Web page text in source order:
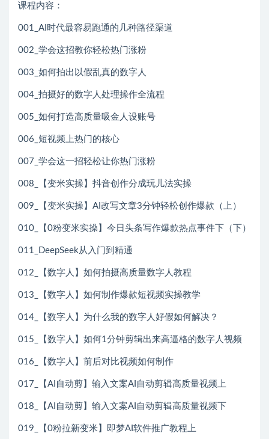
课程内容：
001_AI时代最容易跑通的几种路径渠道
002_学会这招教你轻松热门涨粉
003_如何拍出以假乱真的数字人
004_拍摄好的数字人处理操作全流程
005_如何打造高质量吸金人设账号
006_短视频上热门的核心
007_学会这一招轻松让你热门涨粉
008_【变米实操】抖音创作分成玩儿法实操
009_【变米实操】AI改写文章3分钟轻松创作爆款（上）
010_【0粉变米实操】今日头条写作爆款热点事件下（下）
011_DeepSeek从入门到精通
012_【数字人】如何拍摄高质量数字人教程
013_【数字人】如何制作爆款短视频实操教学
014_【数字人】为什么我的数字人好假如何解决？
015_【数字人】如何1分钟剪辑出来高逼格的数字人视频
016_【数字人】前后对比视频如何制作
017_【AI自动剪】输入文案AI自动剪辑高质量视频上
018_【AI自动剪】输入文案AI自动剪辑高质量视频下
019_【0粉拉新变米】即梦AI软件推广教程上